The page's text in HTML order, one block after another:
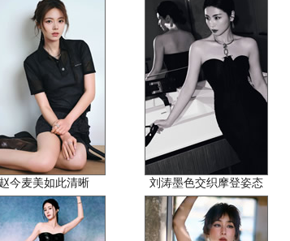
赵今麦美如此清晰 刘涛墨色交织摩登姿态